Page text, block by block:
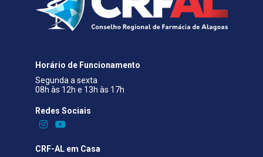
Horário de Funcionamento
Segunda a sexta
08h às 12h e 13h às 17h
Redes Sociais​
CRF-AL em Casa